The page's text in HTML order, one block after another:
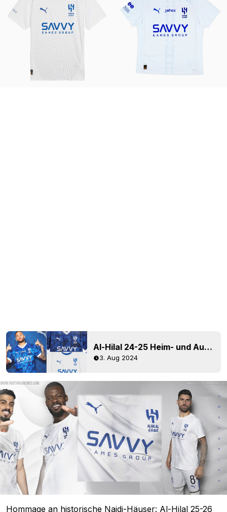
Al-Hilal 24-25 Heim- und Auswärtstrikots veröffentlicht
3. Aug 2024
Hommage an historische Najdi-Häuser: Al-Hilal 25-26